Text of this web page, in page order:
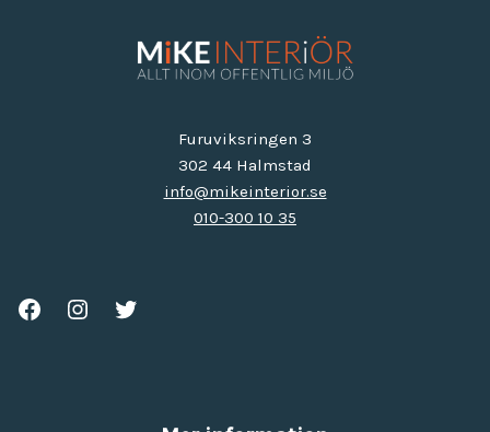
Furuviksringen 3
302 44 Halmstad
info@mikeinterior.se
010-300 10 35